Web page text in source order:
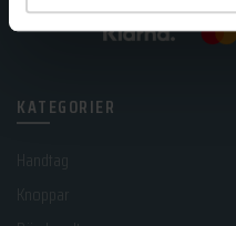
KATEGORIER
Handtag